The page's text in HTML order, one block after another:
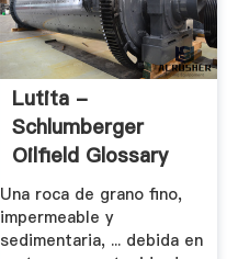
Lutita -
Schlumberger
Oilfield Glossary
Una roca de grano fino,
impermeable y
sedimentaria, ... debida en